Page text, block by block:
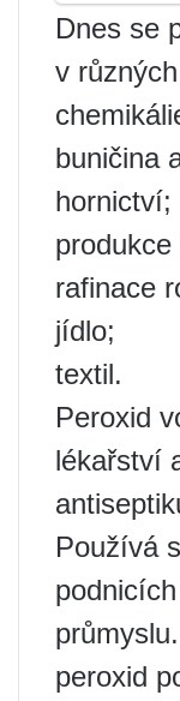
Dnes se
v
buničina
hornictví;
produkce
rafinace
jídlo;
textil.
Peroxid
lékařství
Používá
peroxid